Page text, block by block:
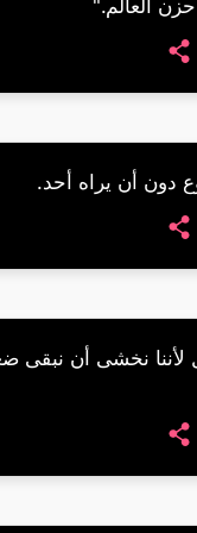
حزن العالم."
دون أن يراه أحد.
لأننا نخشى أن نبقى